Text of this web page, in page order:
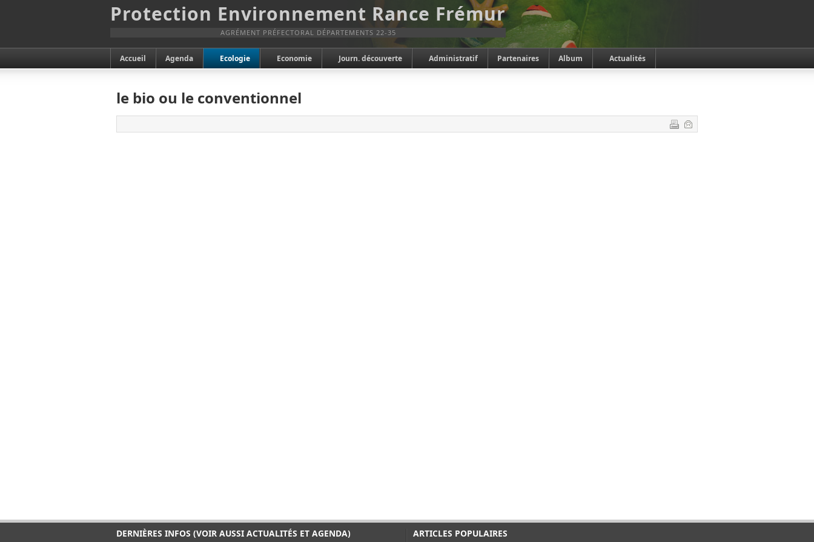
Protection Environnement Rance Frémur
AGRÉMENT PRÉFECTORAL DÉPARTEMENTS 22-35
Accueil Agenda Ecologie Economie Journ. découverte Administratif Partenaires Album Actualités
le bio ou le conventionnel
DERNIÈRES INFOS (VOIR AUSSI ACTUALITÉS ET AGENDA) ARTICLES POPULAIRES